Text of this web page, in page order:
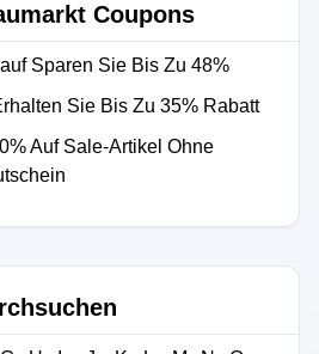
Coupons
Sparen Sie Bis Zu 48%
Sie Bis Zu 35% Rabatt
Auf Sale-Artikel Ohne